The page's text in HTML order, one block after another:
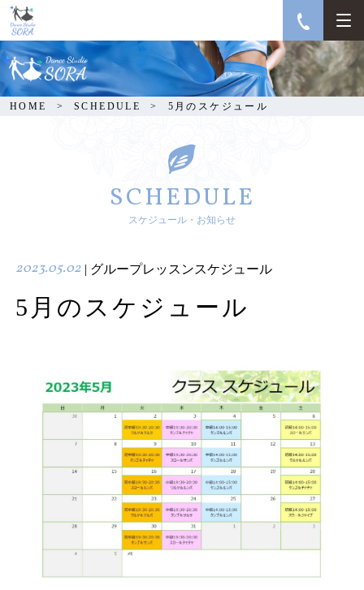
5月のスケジュール
HOME SCHEDULE 5月のスケジュール
SCHEDULE
スケジュール・お知らせ
2023.05.02 | グループレッスンスケジュール
5月のスケジュール